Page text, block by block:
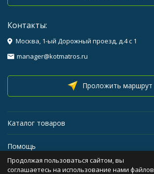
Контакты:
Москва, 1-ый Дорожный проезд, д.4 с 1
manager@kotmatros.ru
Проложить маршрут
Каталог товаров
Помощь
Бренды
Продолжая пользоваться сайтом, вы
соглашаетесь на использование нами файлов